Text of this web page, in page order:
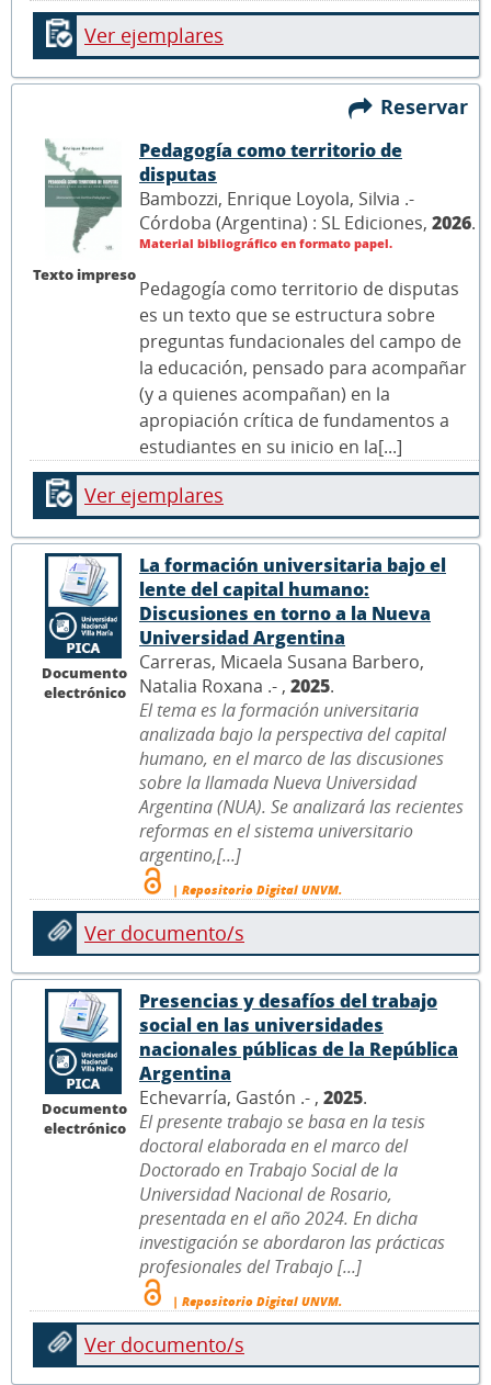
Ver ejemplares
Reservar
Texto impreso
Pedagogía como territorio de
disputas
Bambozzi, Enrique Loyola, Silvia .-
Córdoba (Argentina) : SL Ediciones, 2026.
Material bibliográfico en formato papel.
Pedagogía como territorio de disputas
es un texto que se estructura sobre
preguntas fundacionales del campo de
la educación, pensado para acompañar
(y a quienes acompañan) en la
apropiación crítica de fundamentos a
estudiantes en su inicio en la[...]
Ver ejemplares
Documento
electrónico
La formación universitaria bajo el
lente del capital humano:
Discusiones en torno a la Nueva
Universidad Argentina
Carreras, Micaela Susana Barbero,
Natalia Roxana .- , 2025.
El tema es la formación universitaria
analizada bajo la perspectiva del capital
humano, en el marco de las discusiones
sobre la llamada Nueva Universidad
Argentina (NUA). Se analizará las recientes
reformas en el sistema universitario
argentino,[...]
| Repositorio Digital UNVM.
Ver documento/s
Documento
electrónico
Presencias y desafíos del trabajo
social en las universidades
nacionales públicas de la República
Argentina
Echevarría, Gastón .- , 2025.
El presente trabajo se basa en la tesis
doctoral elaborada en el marco del
Doctorado en Trabajo Social de la
Universidad Nacional de Rosario,
presentada en el año 2024. En dicha
investigación se abordaron las prácticas
profesionales del Trabajo [...]
| Repositorio Digital UNVM.
Ver documento/s